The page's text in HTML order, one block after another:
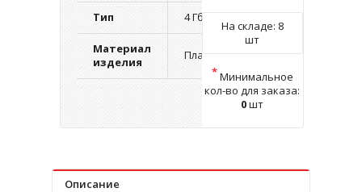
Тип 4 Гб.
Материал
изделия
Пластик
На складе: 8
шт
*Минимальное
кол-во для заказа:
0шт
Описание